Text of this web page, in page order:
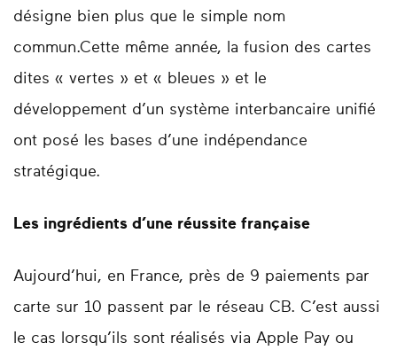
désigne bien plus que le simple nom
commun.Cette même année, la fusion des cartes
dites « vertes » et « bleues » et le
développement d’un système interbancaire unifié
ont posé les bases d’une indépendance
stratégique.
Les ingrédients d’une réussite française
Aujourd’hui, en France, près de 9 paiements par
carte sur 10 passent par le réseau CB. C’est aussi
le cas lorsqu’ils sont réalisés via Apple Pay ou